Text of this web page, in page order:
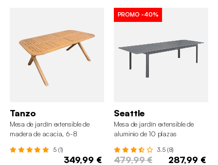
Tanzo
Mesa de jardín extensible de
madera de acacia, 6-8
5 (1)
349,99 €
PROMO -40%
Seattle
Mesa de jardín extensible de
aluminio de 10 plazas
3.5 (8)
479,99 € 287,99 €